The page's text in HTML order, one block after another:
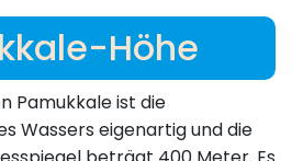
Höhe
Pamukkale ist die
Wassers eigenartig und die